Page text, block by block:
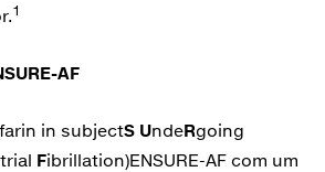
1
AF
in subjectS UndeRgoing
trial Fibrillation)ENSURE-AF com um